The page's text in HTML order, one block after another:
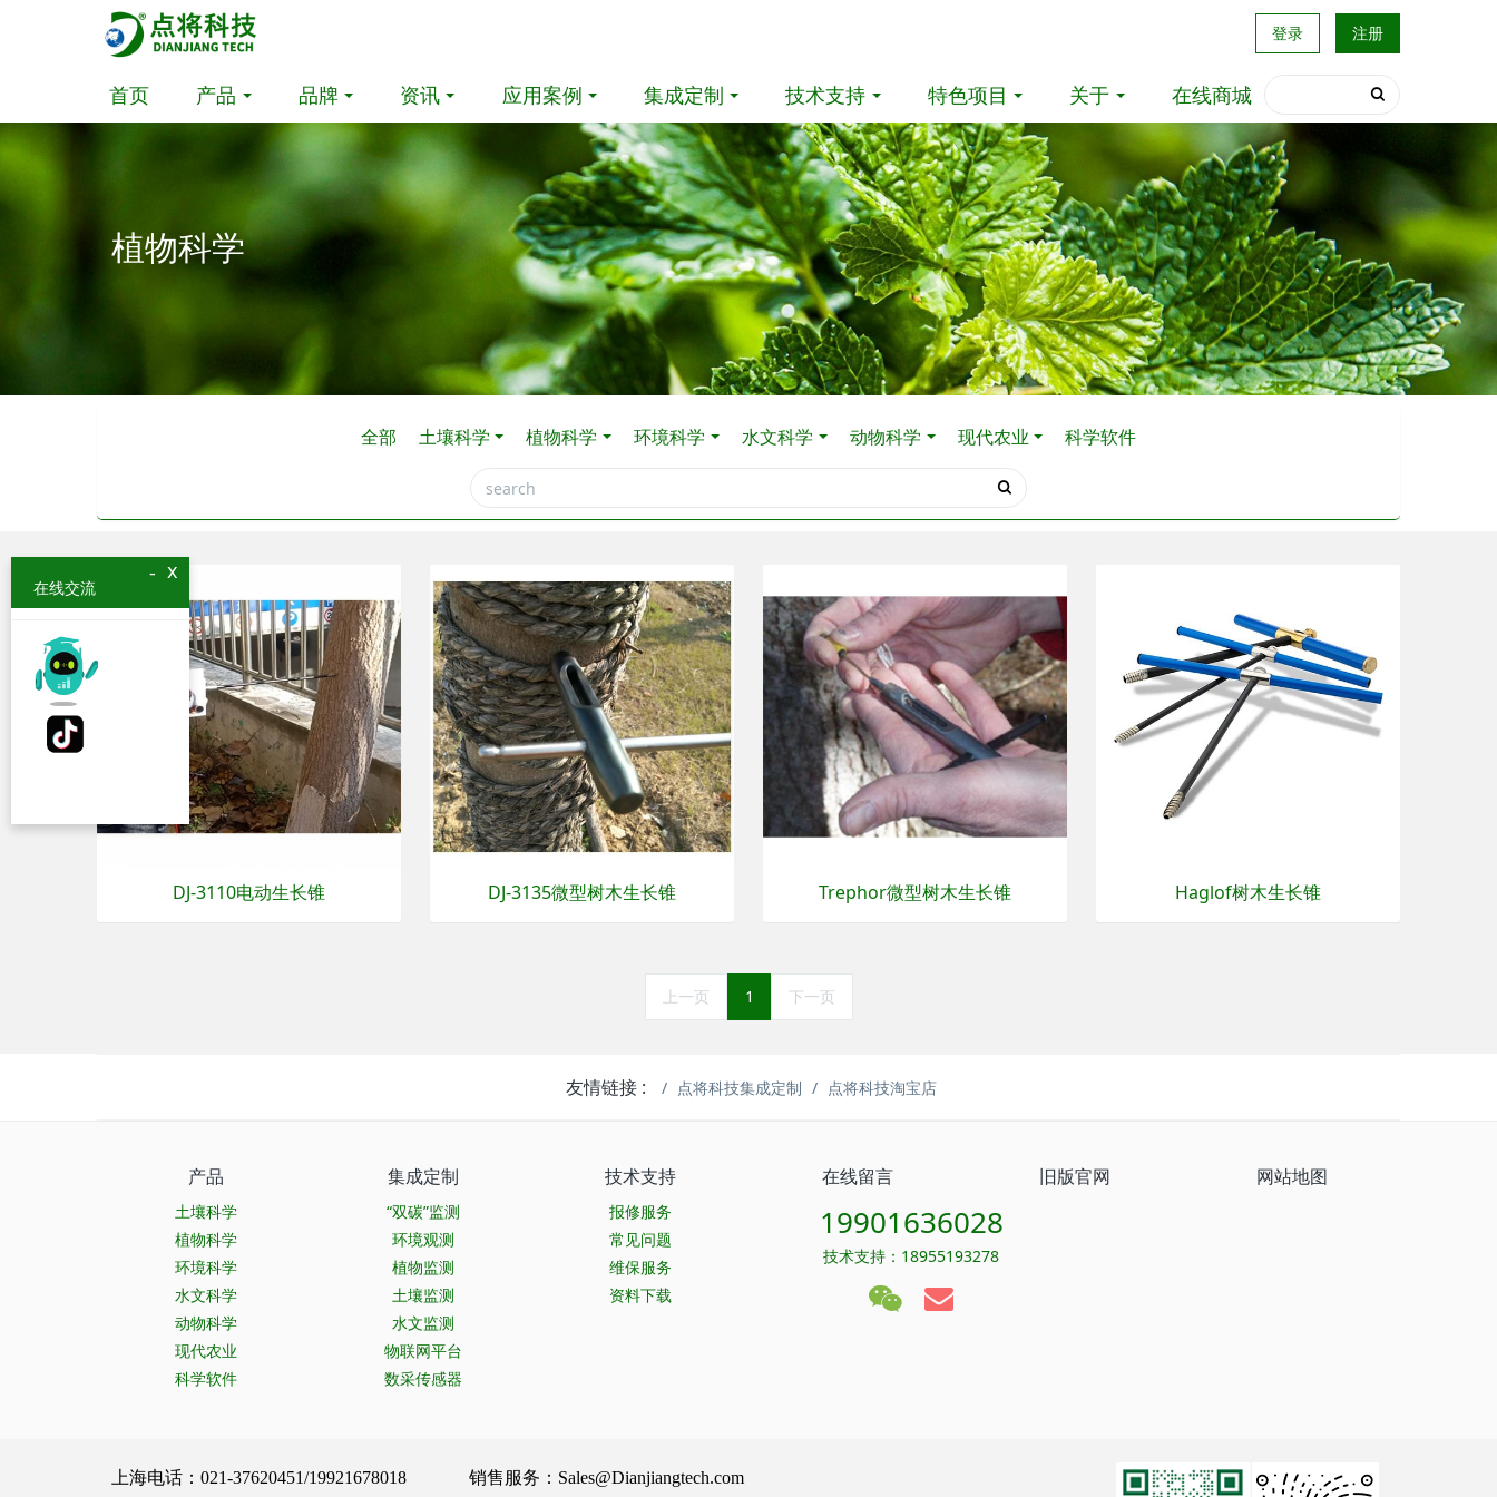
登录 注册
首页 产品 品牌 资讯 应用案例 集成定制 技术支持 特色项目 关于 在线商城
植物科学
全部 土壤科学 植物科学 环境科学 水文科学 动物科学 现代农业 科学软件
DJ-3110电动生长锥 DJ-3135微型树木生长锥 Trephor微型树木生长锥 Haglof树木生长锥
上一页 1 下一页
友情链接 : 点将科技集成定制 点将科技淘宝店
产品
土壤科学
植物科学
环境科学
水文科学
动物科学
现代农业
科学软件
集成定制
“双碳”监测
环境观测
植物监测
土壤监测
水文监测
物联网平台
数采传感器
技术支持
报修服务
常见问题
维保服务
资料下载
在线留言 旧版官网 网站地图
19901636028
技术支持：18955193278
上海电话：021-37620451/19921678018 销售服务：Sales@Dianjiangtech.com
x
-
在线交流